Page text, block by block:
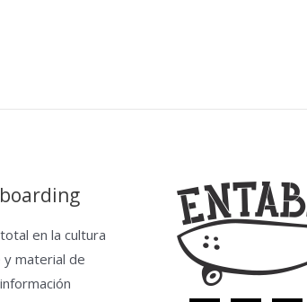
en la cultura
y material de